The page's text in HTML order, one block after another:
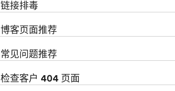
链接排毒
博客页面推荐
常见问题推荐
检查客户 404 页面